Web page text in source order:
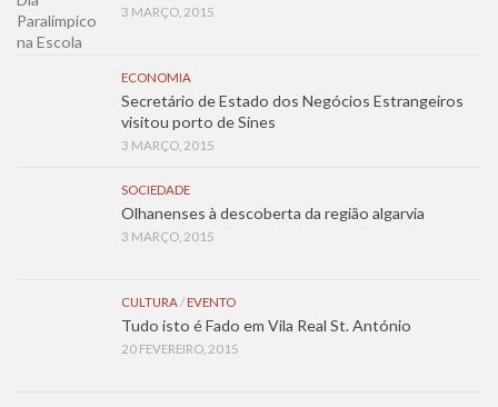
3 MARÇO, 2015
ECONOMIA
Secretário de Estado dos Negócios Estrangeiros
visitou porto de Sines
3 MARÇO, 2015
SOCIEDADE
Olhanenses à descoberta da região algarvia
3 MARÇO, 2015
CULTURA/ EVENTO
Tudo isto é Fado em Vila Real St. António
20 FEVEREIRO, 2015